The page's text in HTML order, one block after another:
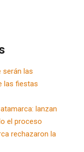
serán las
las fiestas
lanzan
el proceso
rechazaron la